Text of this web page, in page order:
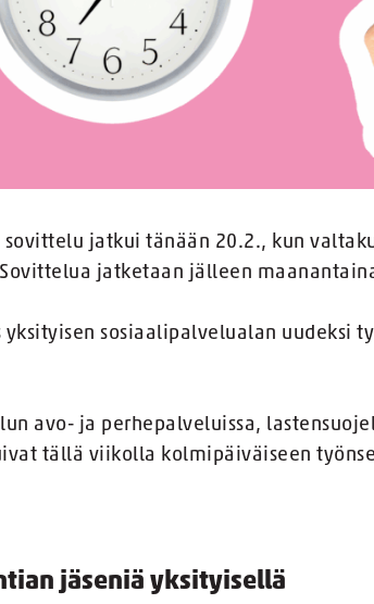
jatkui tänään 20.2., kun
jatketaan jälleen
sosiaalipalvelualan uudeksi
avo- ja perhepalveluissa,
tällä viikolla kolmipäiväiseen
jäseniä yksityisellä